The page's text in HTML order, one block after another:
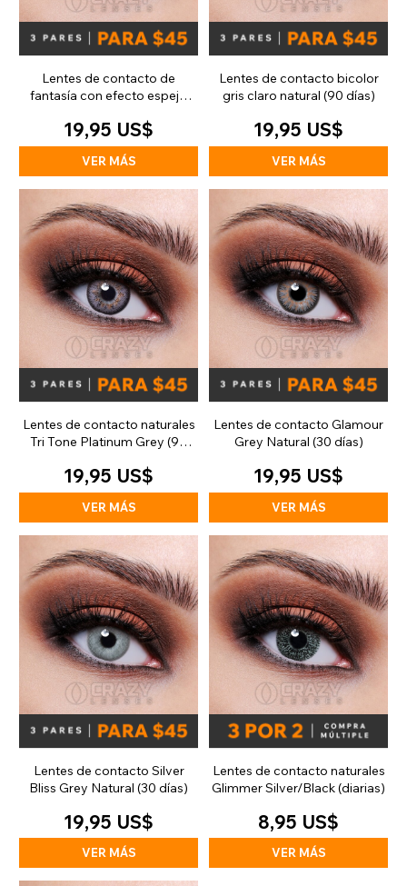
Lentes de contacto de
fantasía con efecto espejo
19,95 US$
VER MÁS
Lentes de contacto bicolor
gris claro natural (90 días)
19,95 US$
VER MÁS
Lentes de contacto naturales
Tri Tone Platinum Grey (90
19,95 US$
VER MÁS
Lentes de contacto Glamour
Grey Natural (30 días)
19,95 US$
VER MÁS
Lentes de contacto Silver
Bliss Grey Natural (30 días)
19,95 US$
VER MÁS
Lentes de contacto naturales
Glimmer Silver/Black (diarias)
8,95 US$
VER MÁS